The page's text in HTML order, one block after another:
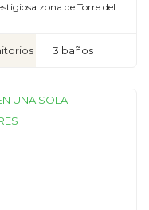
zona de Torre del
3 baños